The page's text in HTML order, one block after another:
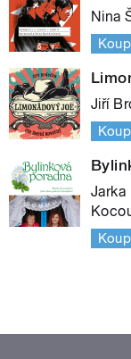
Nina
Jiří
Jarka